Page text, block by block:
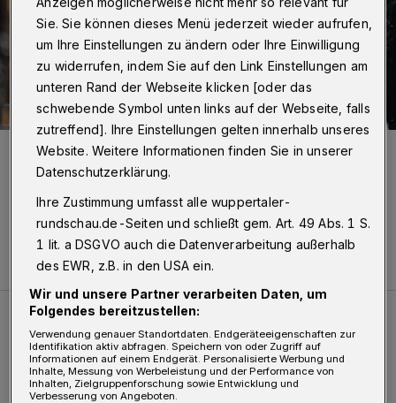
Weitere Bilderstrecken
Sommer in der Elberfelder City
Sie. Sie können dieses Menü jederzeit wieder aufrufen,
um Ihre Einstellungen zu ändern oder Ihre Einwilligung
zu widerrufen, indem Sie auf den Link Einstellungen am
unteren Rand der Webseite klicken [oder das
schwebende Symbol unten links auf der Webseite, falls
zutreffend]. Ihre Einstellungen gelten innerhalb unseres
Website. Weitere Informationen finden Sie in unserer
Datenschutzerklärung.
Ihre Zustimmung umfasst alle wuppertaler-
rundschau.de-Seiten und schließt gem. Art. 49 Abs. 1 S.
1 lit. a DSGVO auch die Datenverarbeitung außerhalb
des EWR, z.B. in den USA ein.
Wir und unsere Partner verarbeiten Daten, um
Folgendes bereitzustellen:
Verwendung genauer Standortdaten. Endgeräteeigenschaften zur
Identifikation aktiv abfragen. Speichern von oder Zugriff auf
Informationen auf einem Endgerät. Personalisierte Werbung und
Inhalte, Messung von Werbeleistung und der Performance von
Inhalten, Zielgruppenforschung sowie Entwicklung und
Verbesserung von Angeboten.